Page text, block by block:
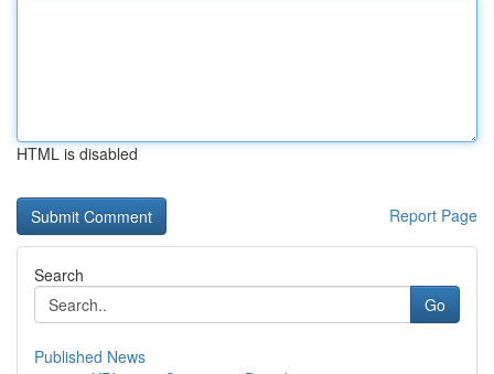
HTML is disabled
Report Page
Search
Go
Published News